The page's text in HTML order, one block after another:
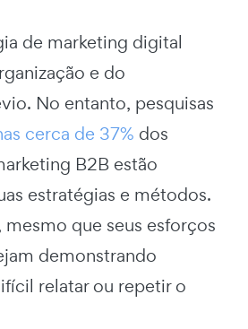
de marketing digital
e do
No entanto, pesquisas
cerca de 37% dos
B2B estão
estratégias e métodos.
mesmo que seus esforços
demonstrando
relatar ou repetir o